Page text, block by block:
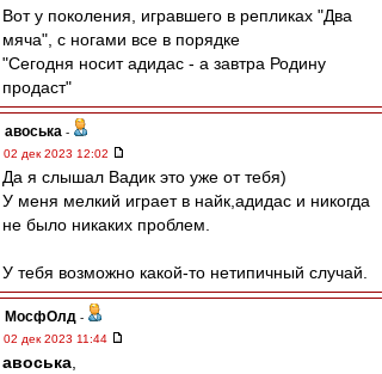
Вот у поколения, игравшего в репликах "Два
мяча", с ногами все в порядке
"Сегодня носит адидас - а завтра Родину
продаст"
авоська -
02 дек 2023 12:02
Да я слышал Вадик это уже от тебя)
У меня мелкий играет в найк,адидас и никогда
не было никаких проблем.
У тебя возможно какой-то нетипичный случай.
МосфОлд -
02 дек 2023 11:44
авоська